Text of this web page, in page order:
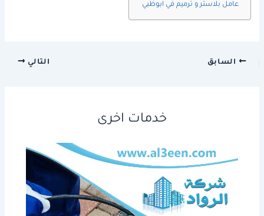
عامل بلاستر و ترميم في ابوظبي
السابق التالي
خدمات اخرى